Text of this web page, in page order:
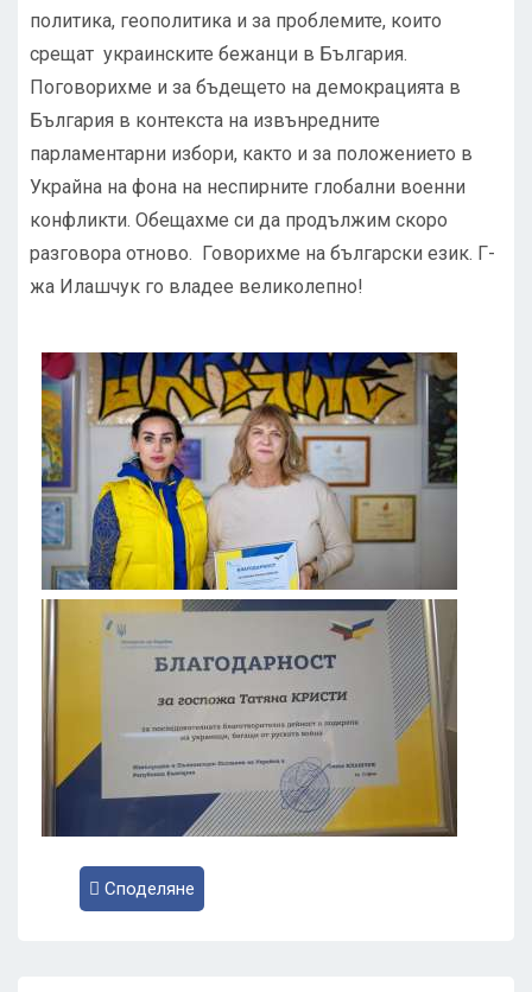
политика, геополитика и за проблемите, които
срещат украинските бежанци в България.
Поговорихме и за бъдещето на демокрацията в
България в контекста на извънредните
парламентарни избори, както и за положението в
Украйна на фона на неспирните глобални военни
конфликти. Обещахме си да продължим скоро
разговора отново. Говорихме на български език. Г-
жа Илашчук го владее великолепно!
Споделяне